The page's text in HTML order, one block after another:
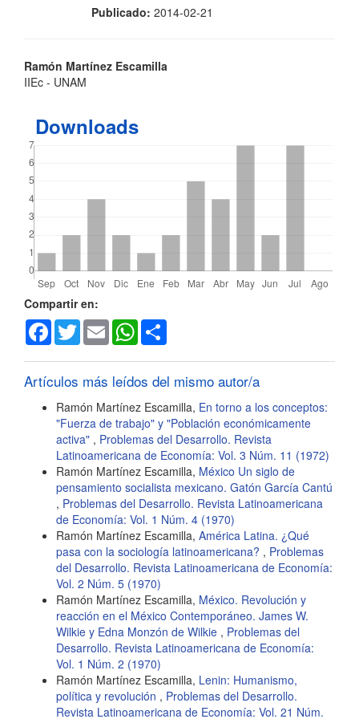
Publicado: 2014-02-21
Contenido
del
artículo
Ramón Martínez Escamilla
IIEc - UNAM
Downloads
Detalles
del
artículo
Compartir en:
Facebook
Twitter Email WhatsApp
Artículos más leídos del mismo autor/a
Ramón Martínez Escamilla, En torno a los conceptos:
"Fuerza de trabajo" y "Población económicamente
activa" , Problemas del Desarrollo. Revista
Latinoamericana de Economía: Vol. 3 Núm. 11 (1972)
Ramón Martínez Escamilla, México Un siglo de
pensamiento socialista mexicano. Gatón García Cantú
, Problemas del Desarrollo. Revista Latinoamericana
de Economía: Vol. 1 Núm. 4 (1970)
Ramón Martínez Escamilla, América Latina. ¿Qué
pasa con la sociología latinoamericana? , Problemas
del Desarrollo. Revista Latinoamericana de Economía:
Vol. 2 Núm. 5 (1970)
Ramón Martínez Escamilla, México. Revolución y
reacción en el México Contemporáneo. James W.
Wilkie y Edna Monzón de Wilkie , Problemas del
Desarrollo. Revista Latinoamericana de Economía:
Vol. 1 Núm. 2 (1970)
Ramón Martínez Escamilla, Lenin: Humanismo,
política y revolución , Problemas del Desarrollo.
Revista Latinoamericana de Economía: Vol. 21 Núm.